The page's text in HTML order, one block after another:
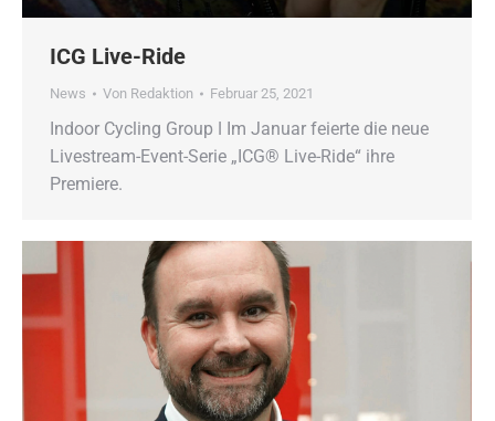
ICG Live-Ride
News Von Redaktion Februar 25, 2021
Indoor Cycling Group ǀ Im Januar feierte die neue
Livestream-Event-Serie „ICG® Live-Ride“ ihre
Premiere.